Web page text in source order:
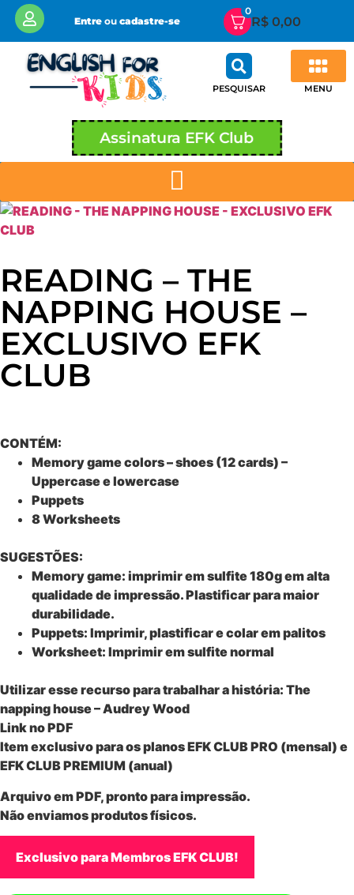
Entreou cadastre-se
0
R$ 0,00
PESQUISAR MENU
Assinatura EFK Club
READING – THE
NAPPING HOUSE –
EXCLUSIVO EFK
CLUB
CONTÉM:
Memory game colors – shoes (12 cards) –
Uppercase e lowercase
Puppets
8 Worksheets
SUGESTÕES:
Memory game: imprimir em sulfite 180g em alta
qualidade de impressão. Plastificar para maior
durabilidade.
Puppets: Imprimir, plastificar e colar em palitos
Worksheet: Imprimir em sulfite normal
Utilizar esse recurso para trabalhar a história: The
napping house – Audrey Wood
Link no PDF
Item exclusivo para os planos EFK CLUB PRO (mensal) e
EFK CLUB PREMIUM (anual)
Arquivo em PDF, pronto para impressão.
Não enviamos produtos físicos.
Exclusivo para Membros EFK CLUB!